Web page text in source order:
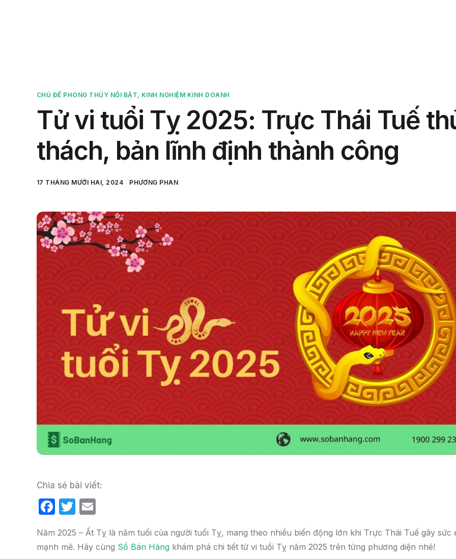
CHỦ ĐỀ PHONG THỦY NỔI BẬT, KINH NGHIỆM KINH DOANH
Tử vi tuổi Tỵ 2025: Trực Thái Tuế
thách, bản lĩnh định thành công
17 THÁNG MƯỜI HAI, 2024 PHƯƠNG PHAN
Chia sẻ bài viết:
F
c
T
w
itt ail
Năm 2025 – Ất Tỵ là năm tuổi của người tuổi Tỵ, mang theo nhiều biến động lớn khi Trực Thái Tuế gây sức
mạnh mẽ. Hãy cùng Sổ Bán Hàng khám phá chi tiết tử vi tuổi Tỵ năm 2025 trên từng phương diện nhé!